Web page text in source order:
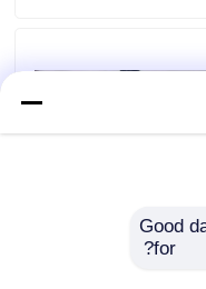
95٪ نسبة عالية من
Good
for?